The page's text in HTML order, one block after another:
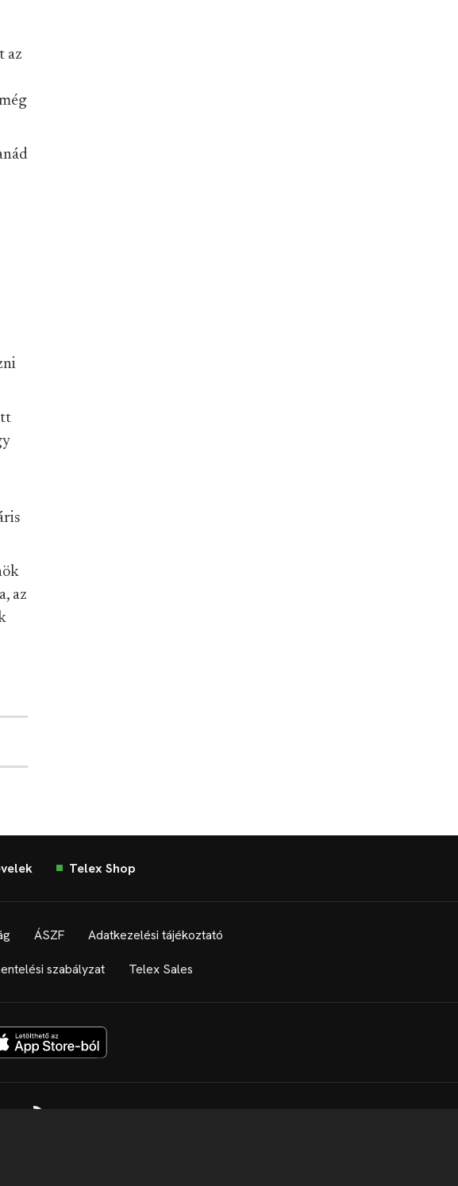
az
az
Telex Shop
ÁSZF Adatkezelési tájékoztató
szabályzat Telex Sales